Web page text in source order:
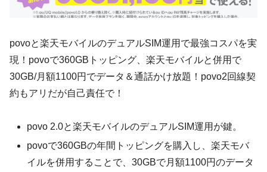
povoと楽天モバイルのデュアルSIM運用で最強コスパを実
現！povoで360GBトッピング、楽天モバイルと併用で
30GB/月額1100円でデータ＆通話かけ放題！povo2回線契
約もアリだが自己責任で！
povo 2.0と楽天モバイルのデュアルSIM運用が鍵。
povoで360GBの年間トッピングを購入し、楽天モバ
イルを併用することで、30GBで月額1100円のデータ